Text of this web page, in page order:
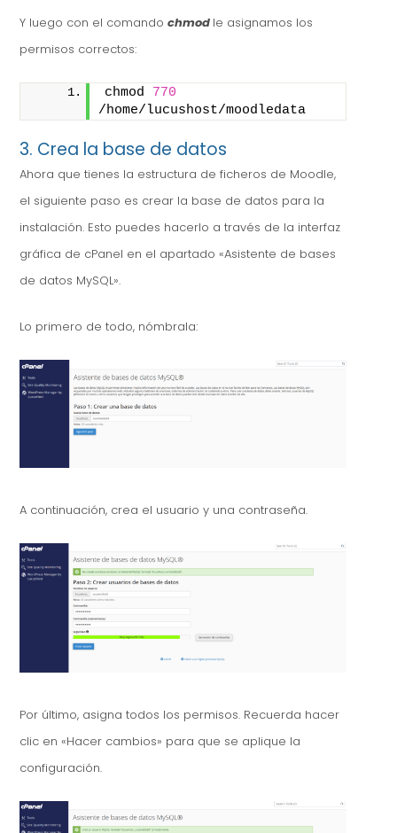
Y luego con el comandochmod le asignamos los
permisos correctos:
chmod 770
/home/lucushost/moodledata
3. Crea la base de datos
Ahora que tienes la estructura de ficheros de Moodle,
el siguiente paso es crear la base de datos para la
instalación. Esto puedes hacerlo a través de la interfaz
gráfica de cPanel en el apartado «Asistente de bases
de datos MySQL».
Lo primero de todo, nómbrala:
A continuación, crea el usuario y una contraseña.
Por último, asigna todos los permisos. Recuerda hacer
clic en «Hacer cambios» para que se aplique la
configuración.